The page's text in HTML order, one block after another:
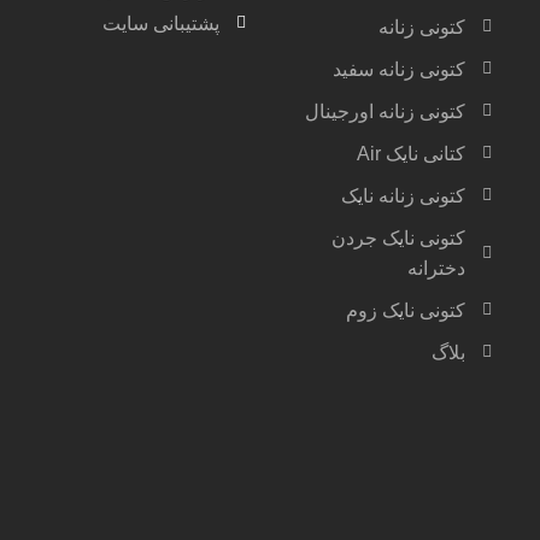
کتونی زنانه
کتونی زنانه سفید
کتونی زنانه اورجینال
کتانی نایک Air
کتونی زنانه نایک
کتونی نایک جردن
دخترانه
کتونی نایک زوم
بلاگ
پشتیبانی سایت